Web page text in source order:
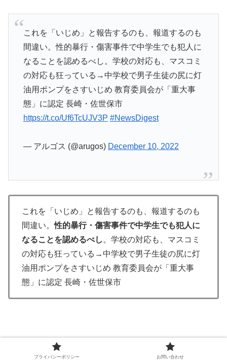
これを「いじめ」と報告するのも、報道するのも
間違い。性的暴行・傷害事件で中学生でも犯人に
なることを認めるべし。学校の対応も、マスコミ
の対応も狂っている→中学校で男子生徒の尻に灯
油用ポンプをさすいじめ 教育委員会が「重大事
態」に認定 長崎・佐世保市
https://t.co/Uf6TcUJV3P #NewsDigest
— アルゴス (@arugos) December 10, 2022
これを「いじめ」と報告するのも、報道するのも
間違い。性的暴行・傷害事件で中学生でも犯人に
なることを認めるべし。学校の対応も、マスコミ
の対応も狂っている→中学校で男子生徒の尻に灯
油用ポンプをさすいじめ 教育委員会が「重大事
態」に認定 長崎・佐世保市
プライバシーポリシー お問い合わせ